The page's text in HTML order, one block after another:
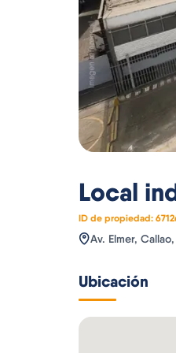
Local
ID de propiedad:
Av. Elmer,
Ubicación